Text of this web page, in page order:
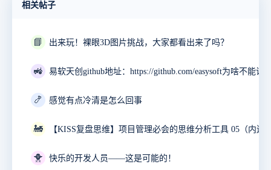
相关帖子
📘 出来玩！裸眼3D图片挑战，大家都看出来了吗？
🚜 易软天创github地址：https://github.com/easysoft为啥不能访
🍤 感觉有点冷清是怎么回事
🚂 【KISS复盘思维】项目管理必会的思维分析工具 05（内送
🐥 快乐的开发人员——这是可能的！